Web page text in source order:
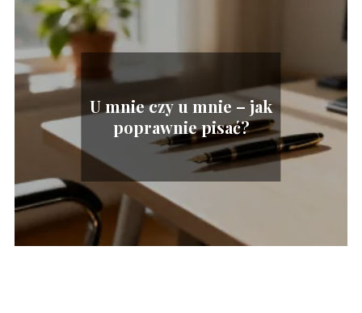
U mnie czy u mnie – jak
poprawnie pisać?